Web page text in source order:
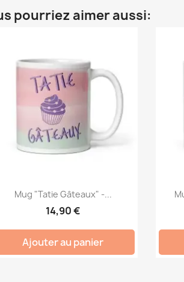
pourriez aimer aussi:
Mug "Tatie Gâteaux" -...
14,90 €
Ajouter au panier